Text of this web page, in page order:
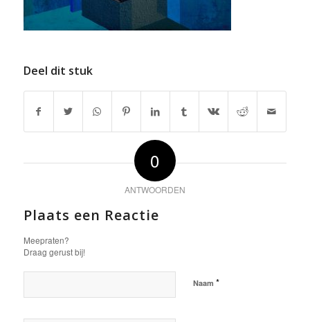
Deel dit stuk
0
ANTWOORDEN
Plaats een Reactie
Meepraten?
Draag gerust bij!
Naam *